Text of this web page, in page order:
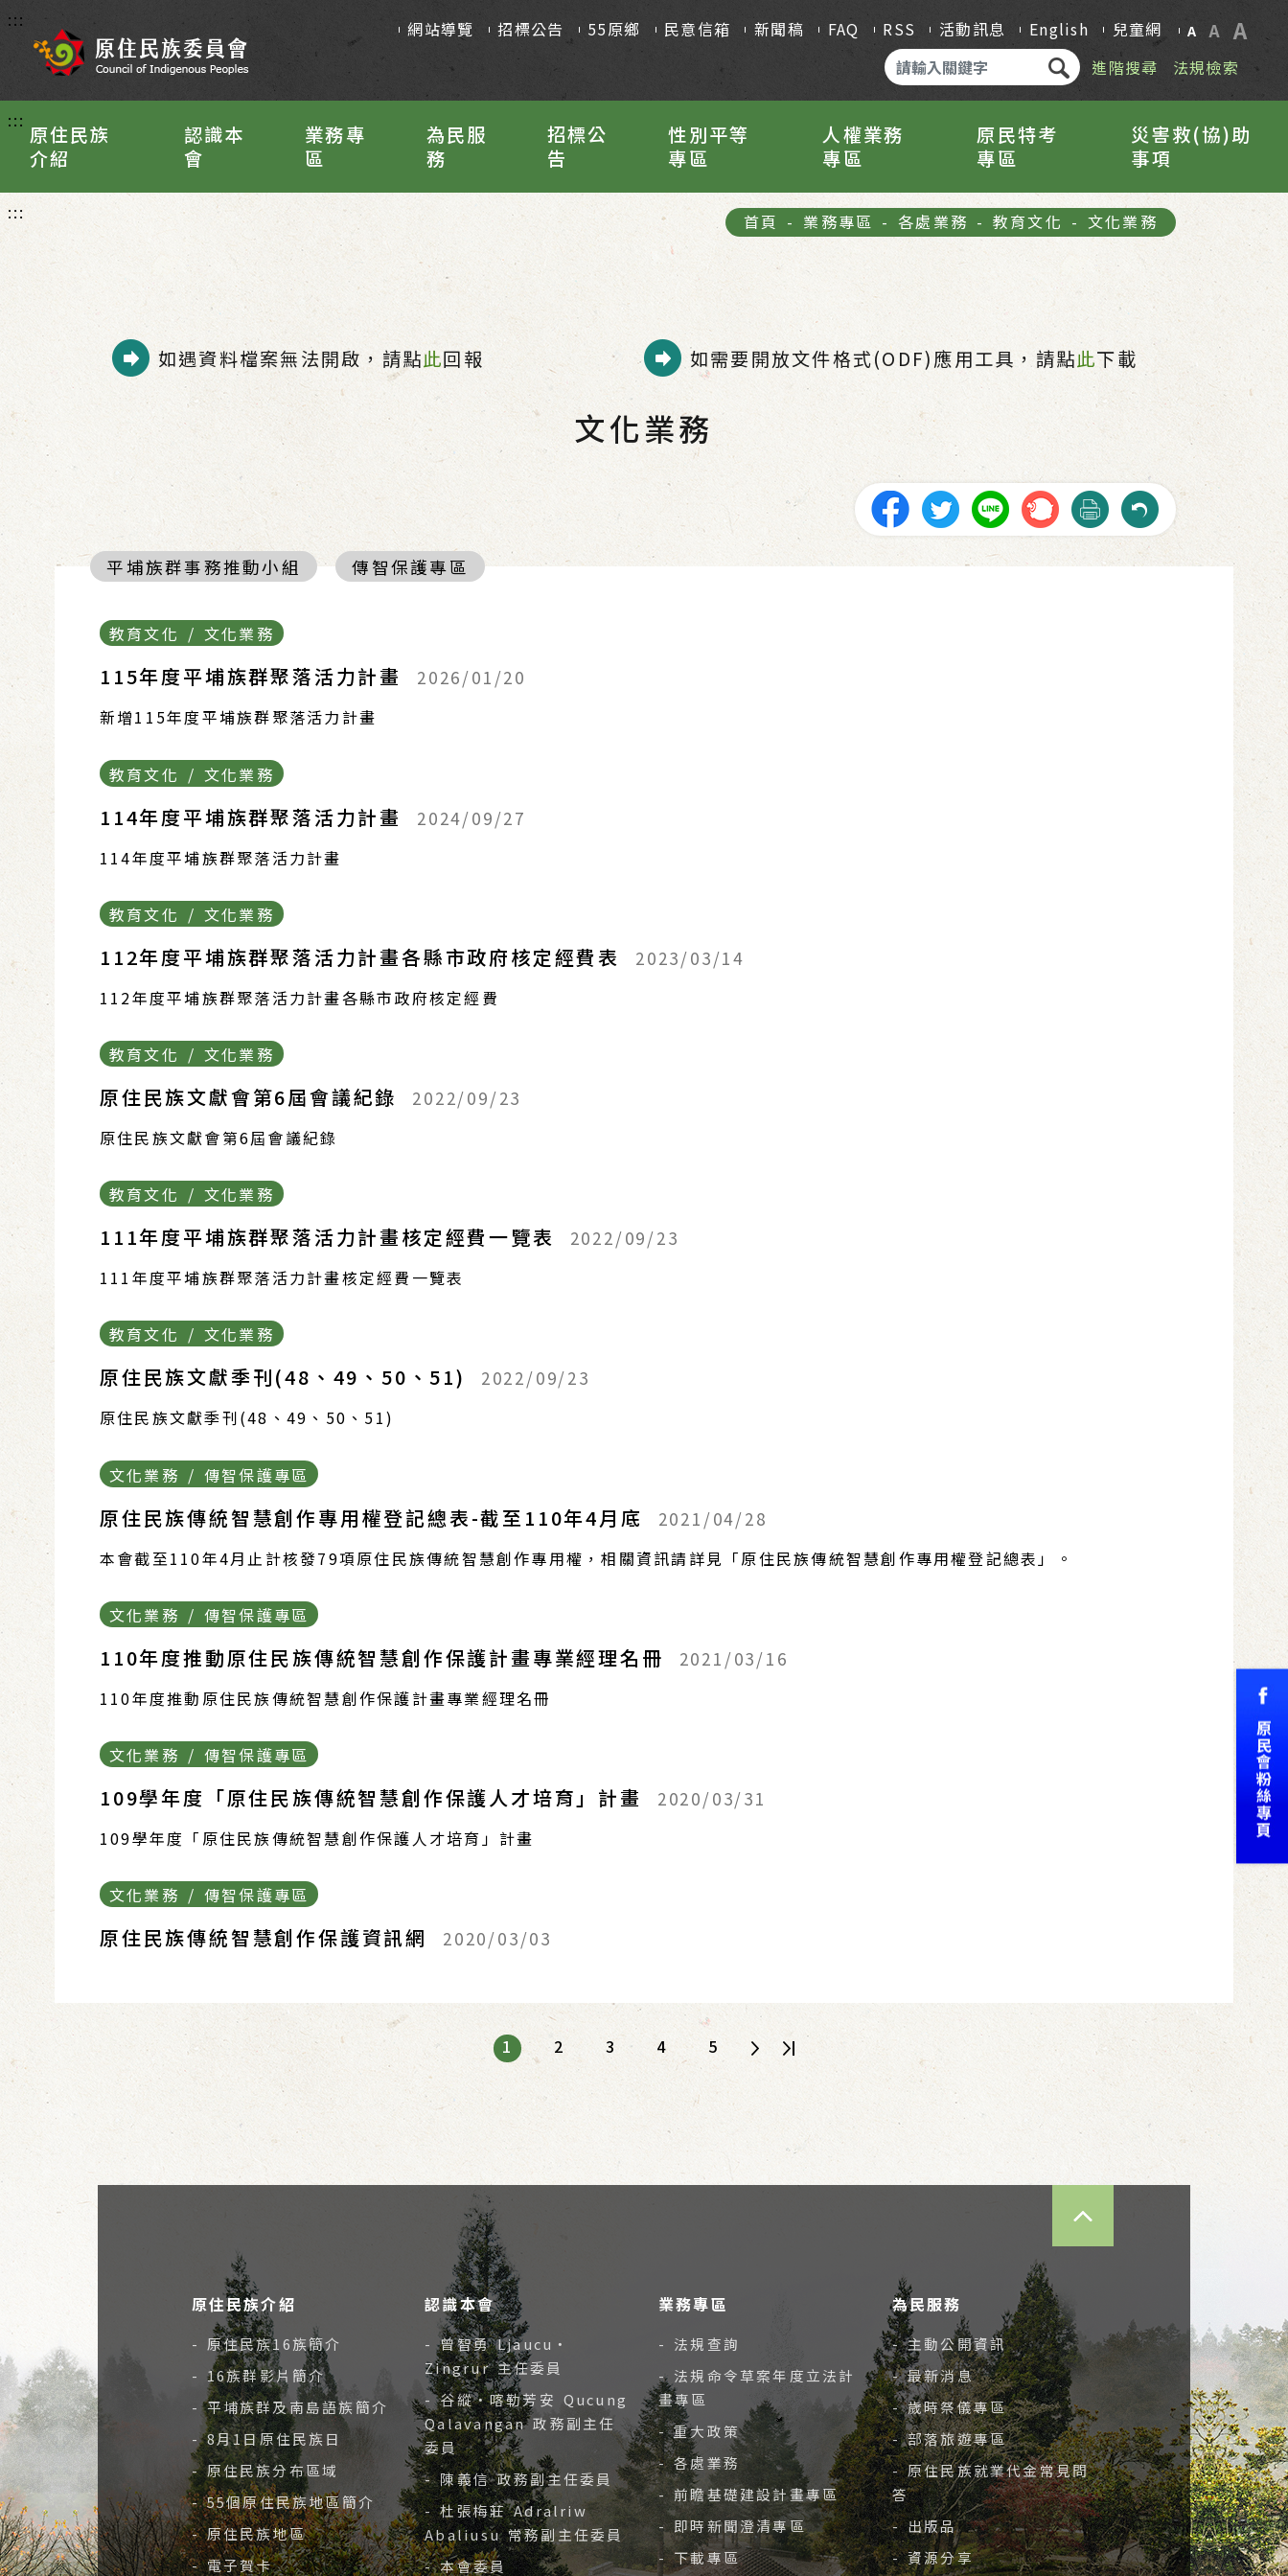
::: 網站導覽 招標公告 55原鄉 民意信箱 新聞稿 FAQ RSS 活動訊息 English 兒童網 A A A
進階搜尋 法規檢索
:::
原住民族
介紹
認識本
會
業務專
區
為民服
務
招標公
告
性別平等
專區
人權業務
專區
原民特考
專區
災害救(協)助
事項
::: 首頁 - 業務專區 - 各處業務 - 教育文化 - 文化業務
如遇資料檔案無法開啟，請點此回報 如需要開放文件格式(ODF)應用工具，請點此下載
文化業務
平埔族群事務推動小組 傳智保護專區
教育文化 / 文化業務
115年度平埔族群聚落活力計畫 2026/01/20
新增115年度平埔族群聚落活力計畫
教育文化 / 文化業務
114年度平埔族群聚落活力計畫 2024/09/27
114年度平埔族群聚落活力計畫
教育文化 / 文化業務
112年度平埔族群聚落活力計畫各縣市政府核定經費表 2023/03/14
112年度平埔族群聚落活力計畫各縣市政府核定經費
教育文化 / 文化業務
原住民族文獻會第6屆會議紀錄 2022/09/23
原住民族文獻會第6屆會議紀錄
教育文化 / 文化業務
111年度平埔族群聚落活力計畫核定經費一覽表 2022/09/23
111年度平埔族群聚落活力計畫核定經費一覽表
教育文化 / 文化業務
原住民族文獻季刊(48、49、50、51) 2022/09/23
原住民族文獻季刊(48、49、50、51)
文化業務 / 傳智保護專區
原住民族傳統智慧創作專用權登記總表-截至110年4月底 2021/04/28
本會截至110年4月止計核發79項原住民族傳統智慧創作專用權，相關資訊請詳見「原住民族傳統智慧創作專用權登記總表」。
文化業務 / 傳智保護專區
110年度推動原住民族傳統智慧創作保護計畫專業經理名冊 2021/03/16
110年度推動原住民族傳統智慧創作保護計畫專業經理名冊
文化業務 / 傳智保護專區
109學年度「原住民族傳統智慧創作保護人才培育」計畫 2020/03/31
109學年度「原住民族傳統智慧創作保護人才培育」計畫
文化業務 / 傳智保護專區
原住民族傳統智慧創作保護資訊網 2020/03/03
1 2 3 4 5
原住民族介紹
- 原住民族16族簡介
- 16族群影片簡介
- 平埔族群及南島語族簡介
- 8月1日原住民族日
- 原住民族分布區域
- 55個原住民族地區簡介
- 原住民族地區
- 電子賀卡
認識本會
- 曾智勇 Ljaucu‧
Zingrur 主任委員
- 谷縱‧喀勒芳安 Qucung
Qalavangan 政務副主任
委員
- 陳義信 政務副主任委員
- 杜張梅莊 Adralriw
Abaliusu 常務副主任委員
- 本會委員
業務專區
- 法規查詢
- 法規命令草案年度立法計
畫專區
- 重大政策
- 各處業務
- 前瞻基礎建設計畫專區
- 即時新聞澄清專區
- 下載專區
為民服務
- 主動公開資訊
- 最新消息
- 歲時祭儀專區
- 部落旅遊專區
- 原住民族就業代金常見問
答
- 出版品
- 資源分享